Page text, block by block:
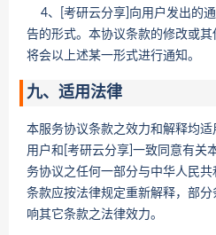
4、[考研云分享]向用户发出的
告的形式。本协议条款的修改或
将会以上述某一形式进行通知。
九、适用法律
本服务协议条款之效力和解释均适
用户和[考研云分享]一致同意有关
务协议之任何一部分与中华人民
条款应按法律规定重新解释，部
响其它条款之法律效力。